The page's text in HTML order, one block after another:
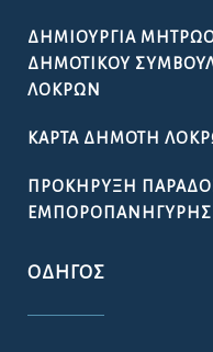
ΔΗΜΙΟΥΡΓΊΑ
ΔΗΜΟΤΙΚΟΎ
ΛΟΚΡΏΝ
ΚΆΡΤΑ ΔΗΜΌΤΗ
ΠΡΟΚΉΡΥΞΗ
ΕΜΠΟΡΟΠΑΝΉΓΥΡΗΣ
ΟΔΗΓΌΣ